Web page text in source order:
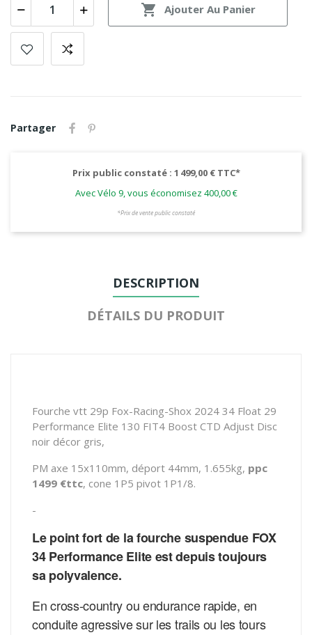
 Ajouter Au Panier
Partager
Prix public constaté : 1 499,00 € TTC*
Avec Vélo 9, vous économisez 400,00 €
*Prix de vente public constaté
DESCRIPTION
DÉTAILS DU PRODUIT
Fourche vtt 29p Fox-Racing-Shox 2024 34 Float 29
Performance Elite 130 FIT4 Boost CTD Adjust Disc
noir décor gris,
PM axe 15x110mm, déport 44mm, 1.655kg, ppc
1499 €ttc, cone 1P5 pivot 1P1/8.
-
Le point fort de la fourche suspendue FOX
34 Performance Elite est depuis toujours
sa polyvalence.
En cross-country ou endurance rapide, en
conduite agressive sur les trails ou les tours